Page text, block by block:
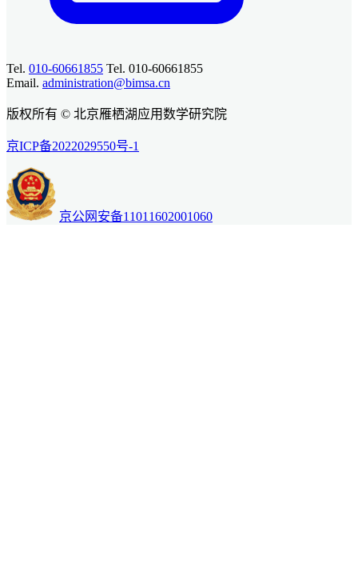
Tel. 010-60661855 Tel. 010-60661855
Email. administration@bimsa.cn
版权所有 © 北京雁栖湖应用数学研究院
京ICP备2022029550号-1
京公网安备11011602001060